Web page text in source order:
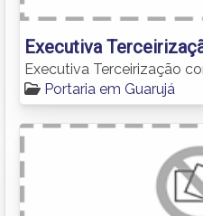
Executiva
Executiva Terceirização
Portaria em Guarujá